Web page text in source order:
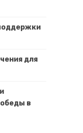
для
в